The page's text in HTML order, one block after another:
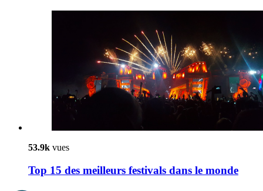
53.9k vues
Top 15 des meilleurs festivals dans le monde